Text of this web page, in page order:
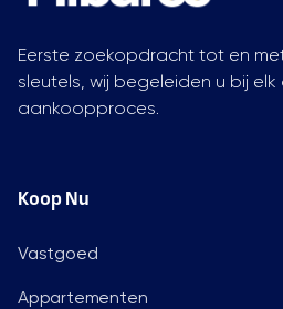
Eerste zoekopdracht tot en
sleutels, wij begeleiden u bij
aankoopproces.
Koop Nu
Vastgoed
Appartementen